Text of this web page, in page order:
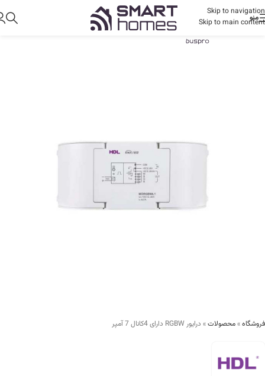
Skip to navigation
Skip to main content
منو
فروشگاه»محصولات» درایور RGBW دارای 4کانال 7 آمپر